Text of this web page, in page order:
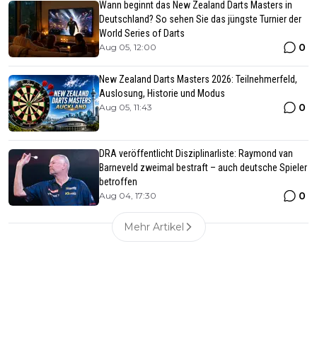
Wann beginnt das New Zealand Darts Masters in
Deutschland? So sehen Sie das jüngste Turnier der
World Series of Darts
Aug 05, 12:00 0
New Zealand Darts Masters 2026: Teilnehmerfeld,
Auslosung, Historie und Modus
Aug 05, 11:43 0
DRA veröffentlicht Disziplinarliste: Raymond van
Barneveld zweimal bestraft – auch deutsche Spieler
betroffen
Aug 04, 17:30 0
Mehr Artikel